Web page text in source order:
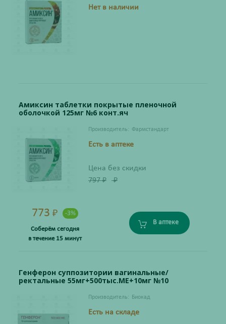
Нет в наличии
Амиксин таблетки покрытые пленочной
оболочкой 125мг №6 конт.яч
Производитель: Фармстандарт
Есть в аптеке
Цена без скидки
797₽ ₽
773 ₽ -3%
Соберём сегодня
в течение 15 минут
В аптеке
Генферон суппозитории вагинальные/
ректальные 55мг+500тыс.МЕ+10мг №10
Производитель: Биокад
Есть на складе